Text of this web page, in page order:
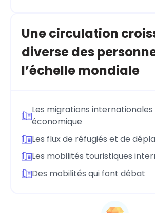
Une circulation
diverse des
l’échelle mondiale
Les migrations
économique
Les flux de réfugiés et de
Les mobilités touristiques
Des mobilités qui font débat